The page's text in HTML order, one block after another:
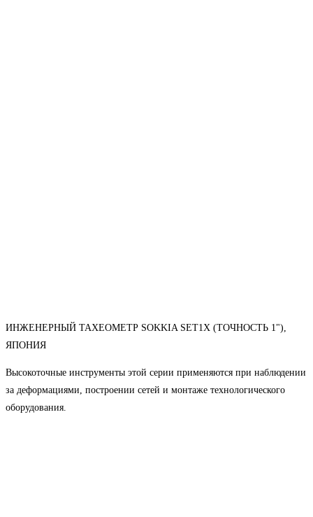
ИНЖЕНЕРНЫЙ ТАХЕОМЕТР SOKKIA SET1X (ТОЧНОСТЬ 1"),
ЯПОНИЯ
Высокоточные инструменты этой серии применяются при наблюдении
за деформациями, построении сетей и монтаже технологического
оборудования.